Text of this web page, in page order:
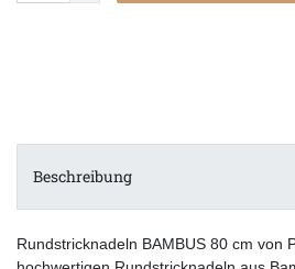
Beschreibung
Rundstricknadeln BAMBUS 80 cm von